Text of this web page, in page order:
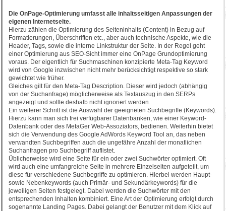
Die OnPage-Optimierung umfasst alle inhaltsseitigen Anpassungen der
eigenen Internetseite.
Hierzu zählen die Optimierung des Seiteninhalts (Content) in Bezug auf
Formatierungen, Überschriften etc., aber auch technische Aspekte, wie die
Header, Tags, sowie die interne Linkstruktur der Seite. In der Regel geht
einer Optimierung aus SEO-Sicht immer eine OnPage Grundoptimierung
voraus. Der eigentlich für Suchmaschinen konzipierte Meta-Tag Keyword
wird von Google inzwischen nicht mehr berücksichtigt respektive so stark
gewichtet wie früher.
Gleiches gilt für den Meta-Tag Description. Dieser wird jedoch (abhängig
von der Suchanfrage) möglicherweise als Textauszug in den SERPs
angezeigt und sollte deshalb nicht ignoriert werden.
Ein weiterer Schritt ist die Auswahl der geeigneten Suchbegriffe (Keywords).
Hierzu kann man sich frei verfügbarer Datenbanken, wie einer Keyword-
Datenbank oder des MetaGer Web-Assoziators, bedienen. Weiterhin bietet
sich die Verwendung des Google AdWords Keyword Tool an, das neben
verwandten Suchbegriffen auch die ungefähre Anzahl der monatlichen
Suchanfragen pro Suchbegriff auflistet.
Üblicherweise wird eine Seite für ein oder zwei Suchwörter optimiert. Oft
wird auch eine umfangreiche Seite in mehrere Einzelseiten aufgeteilt, um
diese für verschiedene Suchbegriffe zu optimieren. Hierbei werden Haupt-
sowie Nebenkeywords (auch Primär- und Sekundärkeywords) für die
jeweiligen Seiten festgelegt. Dabei werden die Suchwörter mit den
entsprechenden Inhalten kombiniert. Eine Art der Optimierung erfolgt durch
sogenannte Landing Pages. Dabei gelangt der Benutzer mit dem Klick auf